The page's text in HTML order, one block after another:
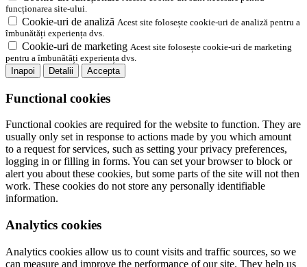
funcționarea site-ului.
Cookie-uri de analiză Acest site folosește cookie-uri de analiză pentru a
îmbunătăți experiența dvs.
Cookie-uri de marketing Acest site folosește cookie-uri de marketing
pentru a îmbunătăți experiența dvs.
Inapoi
Detalii Accepta
Functional cookies
Functional cookies are required for the website to function. They are
usually only set in response to actions made by you which amount
to a request for services, such as setting your privacy preferences,
logging in or filling in forms. You can set your browser to block or
alert you about these cookies, but some parts of the site will not then
work. These cookies do not store any personally identifiable
information.
Analytics cookies
Analytics cookies allow us to count visits and traffic sources, so we
can measure and improve the performance of our site. They help us